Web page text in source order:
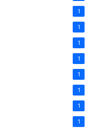
1
1
1
1
1
1
1
1